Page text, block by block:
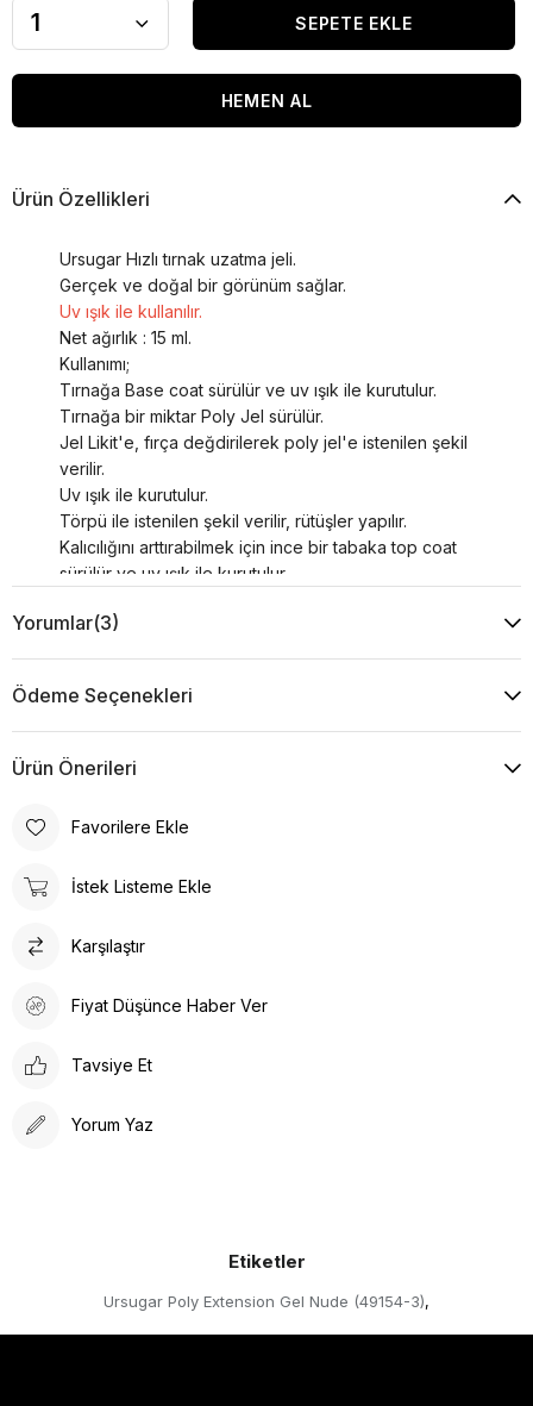
Ürün Özellikleri
Ursugar Hızlı tırnak uzatma jeli.
Gerçek ve doğal bir görünüm sağlar.
Uv ışık ile kullanılır.
Net ağırlık : 15 ml.
Kullanımı;
Tırnağa Base coat sürülür ve uv ışık ile kurutulur.
Tırnağa bir miktar Poly Jel sürülür.
Jel Likit'e, fırça değdirilerek poly jel'e istenilen şekil
verilir.
Uv ışık ile kurutulur.
Törpü ile istenilen şekil verilir, rütüşler yapılır.
Kalıcılığını arttırabilmek için ince bir tabaka top coat
sürülür ve uv ışık ile kurutulur.
Yorumlar(3)
Ödeme Seçenekleri
Ürün Önerileri
Favorilere Ekle
İstek Listeme Ekle
Karşılaştır
Fiyat Düşünce Haber Ver
Tavsiye Et
Yorum Yaz
Etiketler
Ursugar Poly Extension Gel Nude (49154-3),